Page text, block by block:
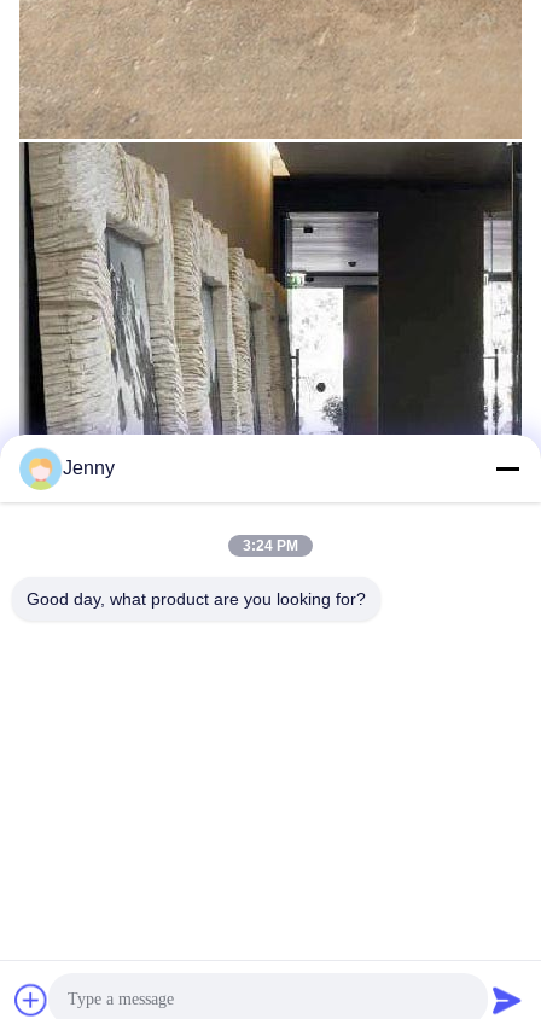
Étiquettes:
Jenny
3:24 PM
Good day, what product are you looking for?